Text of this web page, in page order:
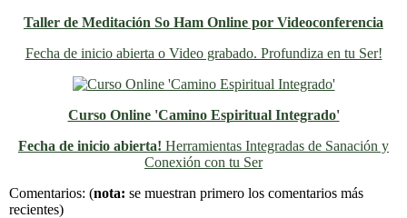
Taller de Meditación So Ham Online por Videoconferencia
Fecha de inicio abierta o Video grabado. Profundiza en tu Ser!
Curso Online 'Camino Espiritual Integrado'
Fecha de inicio abierta! Herramientas Integradas de Sanación y
Conexión con tu Ser
Previo
Siguiente
Comentarios: (nota: se muestran primero los comentarios más
recientes)